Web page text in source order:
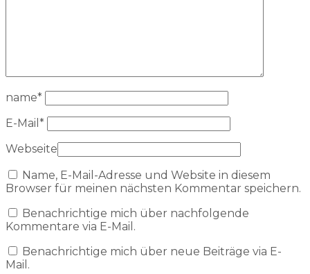
name*
E-Mail *
Webseite
Name, E-Mail-Adresse und Website in diesem
Browser für meinen nächsten Kommentar speichern.
Benachrichtige mich über nachfolgende
Kommentare via E-Mail.
Benachrichtige mich über neue Beiträge via E-
Mail.